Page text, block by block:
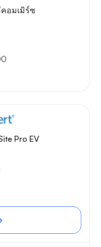
อมเมิร์ซ
Pro EV